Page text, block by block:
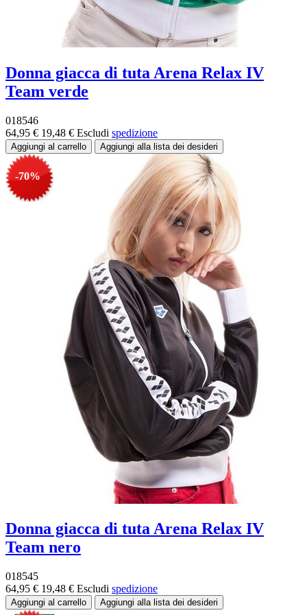
Donna giacca di tuta Arena Relax IV
Team verde
018546
64,95 € 19,48 € Escludi spedizione
-70%
Donna giacca di tuta Arena Relax IV
Team nero
018545
64,95 € 19,48 € Escludi spedizione